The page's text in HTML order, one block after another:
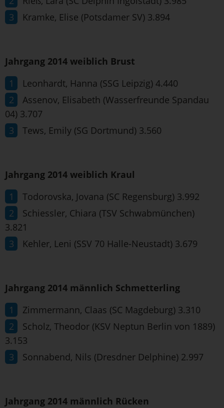
Kramke, Elise (Potsdamer SV) 3.894
Jahrgang 2014 weiblich Brust
Leonhardt, Hanna (SSG Leipzig) 4.440
Assenov, Elisabeth (Wasserfreunde Spandau
04) 3.707
Tews, Emily (SG Dortmund) 3.560
Jahrgang 2014 weiblich Kraul
Todorovska, Jovana (SC Regensburg) 3.992
Schiessler, Chiara (TSV Schwabmünchen)
3.821
Kehler, Leni (SSV 70 Halle-Neustadt) 3.679
Jahrgang 2014 männlich Schmetterling
Zimmermann, Claas (SC Magdeburg) 3.310
Scholz, Theodor (KSV Neptun Berlin von 1889)
3.153
Sonnabend, Nils (Dresdner Delphine) 2.997
Jahrgang 2014 männlich Rücken